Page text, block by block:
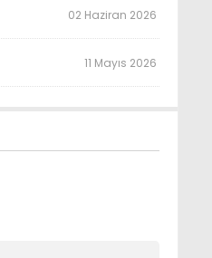
02 Haziran 2026
11 Mayıs 2026